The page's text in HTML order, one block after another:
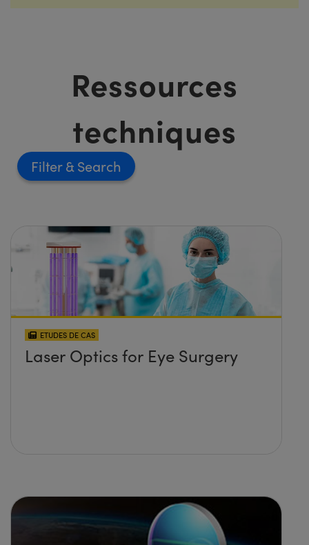
Ressources
techniques
Filter
ETUDES DE CAS
Laser Optics for Eye Surgery